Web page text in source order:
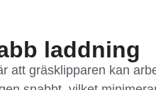
laddning
att gräsklipparen kan